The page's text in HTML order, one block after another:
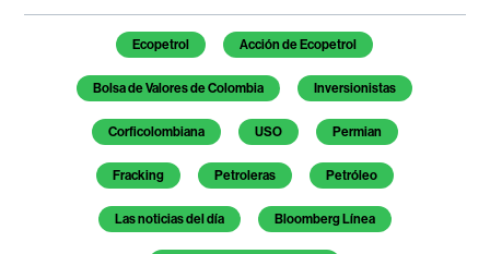
Temas de este artículo
Ecopetrol Acción de Ecopetrol
Bolsa de Valores de Colombia Inversionistas
Corficolombiana USO Permian
Fracking Petroleras Petróleo
Las noticias del día Bloomberg Línea